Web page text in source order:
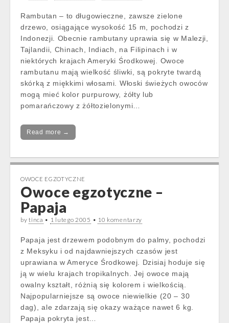
Rambutan – to długowieczne, zawsze zielone
drzewo, osiągające wysokość 15 m, pochodzi z
Indonezji. Obecnie rambutany uprawia się w Malezji,
Tajlandii, Chinach, Indiach, na Filipinach i w
niektórych krajach Ameryki Środkowej. Owoce
rambutanu mają wielkość śliwki, są pokryte twardą
skórką z miękkimi włosami. Włoski świeżych owoców
mogą mieć kolor purpurowy, żółty lub
pomarańczowy z żółtozielonymi…
Read more →
OWOCE EGZOTYCZNE
Owoce egzotyczne –
Papaja
bytinca • 1 lutego 2005 • 10 komentarzy
Papaja jest drzewem podobnym do palmy, pochodzi
z Meksyku i od najdawniejszych czasów jest
uprawiana w Ameryce Środkowej. Dzisiaj hoduje się
ją w wielu krajach tropikalnych. Jej owoce mają
owalny kształt, różnią się kolorem i wielkością.
Najpopularniejsze są owoce niewielkie (20 – 30
dag), ale zdarzają się okazy ważące nawet 6 kg.
Papaja pokryta jest…